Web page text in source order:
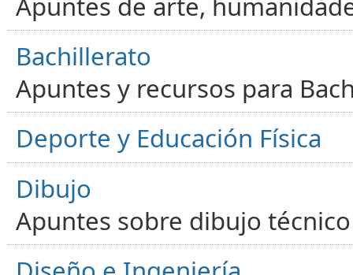
Bachillerato
Apuntes y recursos para
Deporte y Educación Física
Dibujo
Apuntes sobre dibujo